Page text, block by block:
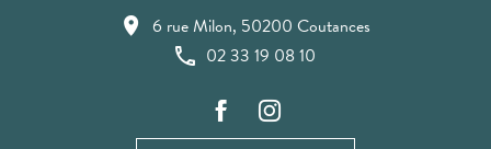
6 rue Milon, 50200 Coutances
02 33 19 08 10